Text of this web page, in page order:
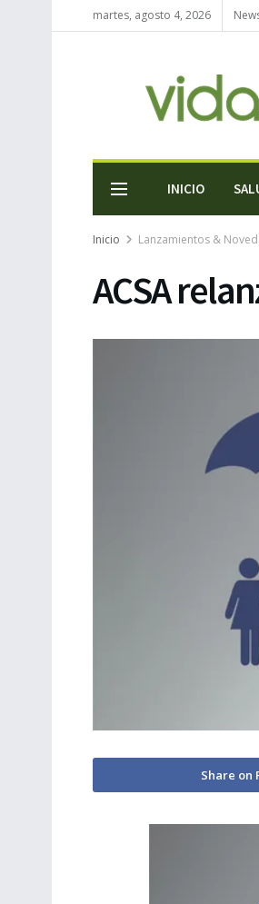
martes, agosto 4, 2026
INICIO
Inicio Lanzamientos &
ACSA
Share on